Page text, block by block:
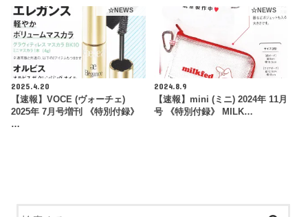
☆NEWS
2025.4.20
【速報】VOCE (ヴォーチェ)
2025年 7月号増刊 《特別付録》
…
☆NEWS
2024.8.9
【速報】mini (ミニ) 2024年 11月
号 《特別付録》 MILK…